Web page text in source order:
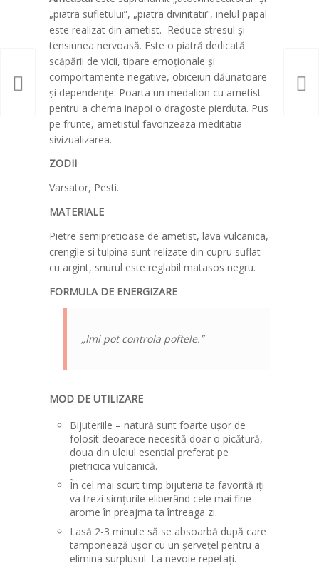
„piatra sufletului”, „piatra divinitatii”, inelul papal
este realizat din ametist. Reduce stresul și
tensiunea nervoasă. Este o piatră dedicată
scăpării de vicii, tipare emoționale și
comportamente negative, obiceiuri dăunatoare
și dependențe. Poarta un medalion cu ametist
pentru a chema inapoi o dragoste pierduta. Pus
pe frunte, ametistul favorizeaza meditatia
sivizualizarea.
ZODII
Varsator, Pesti.
MATERIALE
Pietre semipretioase de ametist, lava vulcanica,
crengile si tulpina sunt relizate din cupru suflat
cu argint, snurul este reglabil matasos negru.
FORMULA DE ENERGIZARE
„Imi pot controla poftele.”
MOD DE UTILIZARE
Bijuteriile – natură sunt foarte ușor de
folosit deoarece necesită doar o picătură,
doua din uleiul esential preferat pe
pietricica vulcanică.
În cel mai scurt timp bijuteria ta favorită iți
va trezi simțurile eliberând cele mai fine
arome în preajma ta întreaga zi.
Lasă 2-3 minute să se absoarbă după care
tamponează ușor cu un șervețel pentru a
elimina surplusul. La nevoie repetați.